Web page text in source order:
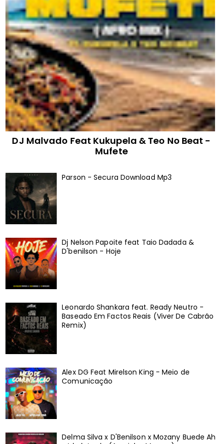
DJ Malvado Feat Kukupela & Teo No Beat -
Mufete
Parson - Secura Download Mp3
Dj Nelson Papoite feat Taio Dadada &
D'benilson - Hoje
Leonardo Shankara feat. Ready Neutro -
Baseado Em Factos Reais (Viver De Cabrão
Remix)
Alex DG Feat Mirelson King - Meio de
Comunicação
Delma Silva x D'Benilson x Mozany Buede Ah